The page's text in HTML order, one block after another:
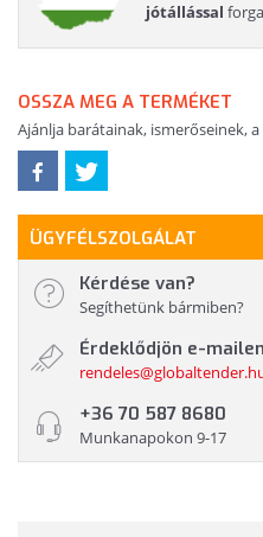
jótállással
OSSZA MEG A TERMÉKET
Ajánlja barátainak, ismerőseinek,
ÜGYFÉLSZOLGÁLAT
Kérdése van?
Segíthetünk bármiben?
Érdeklődjön e-mailen
+36 70 587 8680
Munkanapokon 9-17